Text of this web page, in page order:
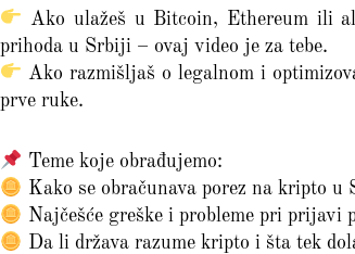
Ako ulažeš u Bitcoin, Ethereum ili
prihoda u Srbiji – ovaj video je za tebe.
Ako razmišljaš o legalnom i
prve ruke.
Teme koje obrađujemo:
Kako se obračunava porez na kripto u
Najčešće greške i probleme pri prijavi
Da li država razume kripto i šta tek